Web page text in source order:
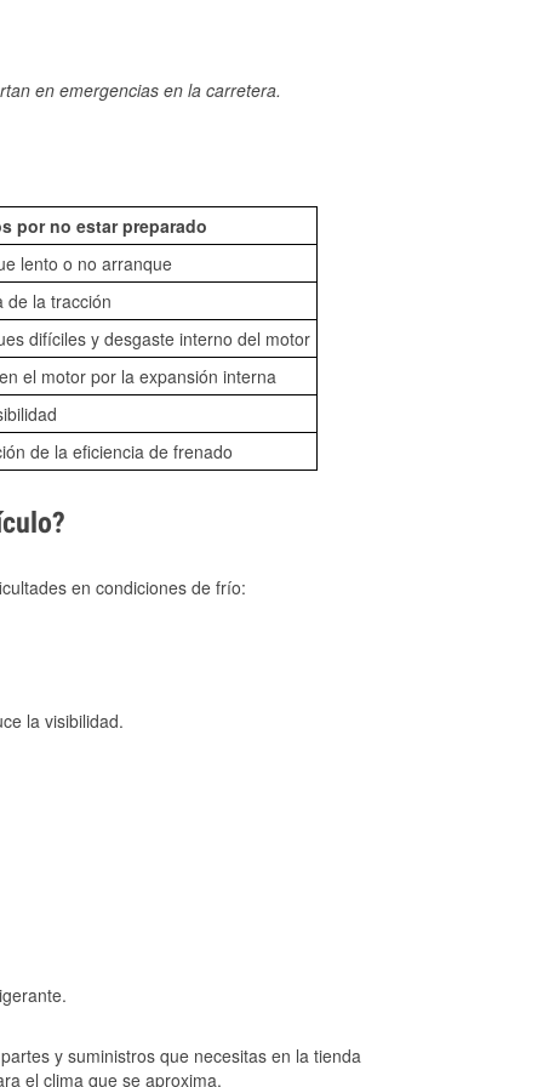
en emergencias en la carretera.
por no estar preparado
lento o no arranque
de la tracción
difíciles y desgaste interno del motor
el motor por la expansión interna
de la eficiencia de frenado
en condiciones de frío:
la visibilidad.
y suministros que necesitas en la tienda
el clima que se aproxima.